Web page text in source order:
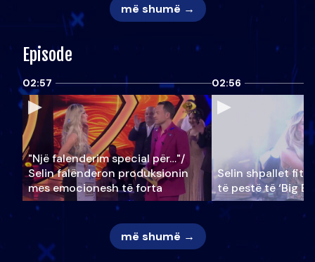
më shumë →
Episode
02:57
"Një falenderim special për…"/
Selin falënderon produksionin
mes emocionesh të forta
02:56
Selin shpallet
të pestë të ‘Big
më shumë →